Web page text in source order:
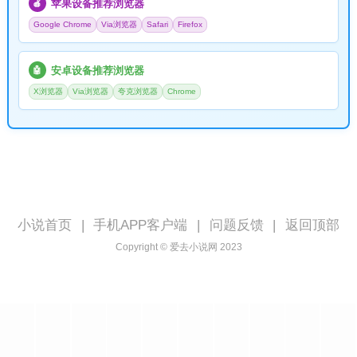
🍎 苹果设备推荐浏览器
Google Chrome Via浏览器 Safari Firefox
🤖 安卓设备推荐浏览器
X浏览器 Via浏览器 夸克浏览器 Chrome
小说首页 手机APP客户端 问题反馈 返回顶部
Copyright © 爱去小说网 2023